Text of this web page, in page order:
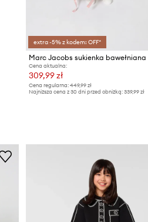
extra -5% z kodem: OFF*
Marc Jacobs sukienka bawełniana
Cena aktualna:
309,99 zł
Cena regularna: 449,99 zł
Najniższa cena z 30 dni przed obniżką: 339,99 zł